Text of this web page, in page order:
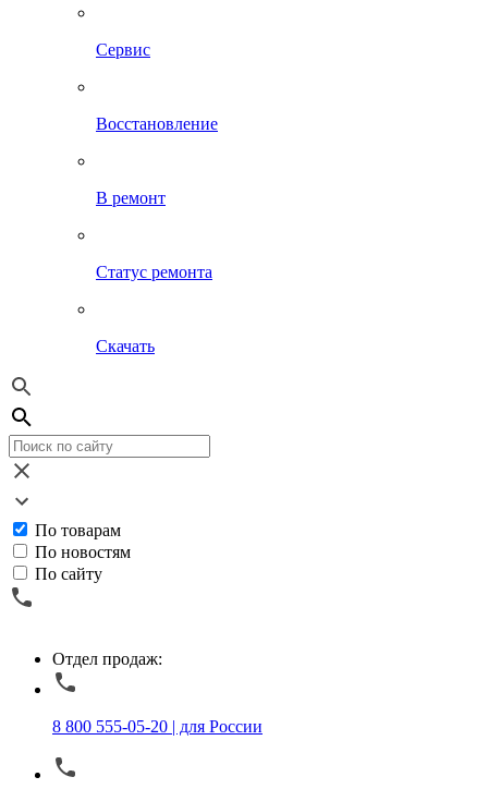
Сервис
Восстановление
В ремонт
Статус ремонта
Скачать
По товарам
По новостям
По сайту
Отдел продаж:
8 800 555-05-20 | для России